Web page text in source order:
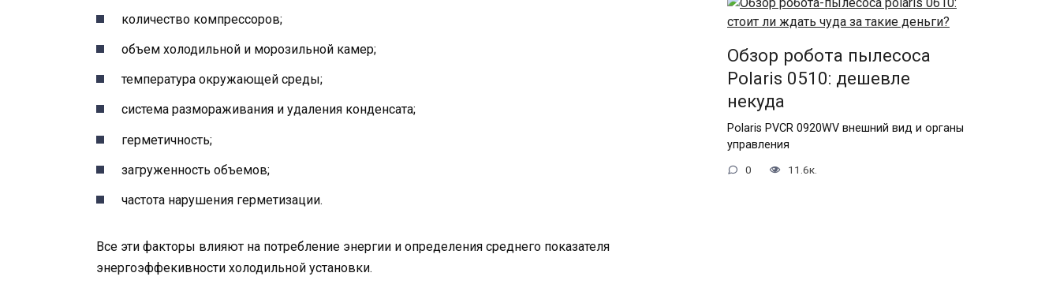
количество компрессоров;
объем холодильной и морозильной камер;
температура окружающей среды;
система размораживания и удаления конденсата;
герметичность;
загруженность объемов;
частота нарушения герметизации.
Все эти факторы влияют на потребление энергии и определения среднего показателя
энергоэффекивности холодильной установки.
Обзор робота пылесоса
Polaris 0510: дешевле
некуда
Polaris PVCR 0920WV внешний вид и органы
управления
0 11.6к.